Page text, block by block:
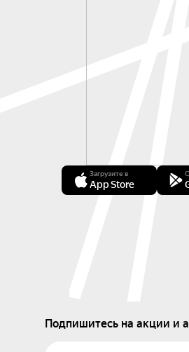
Загрузите в
App Store
Подпишитесь на акции и